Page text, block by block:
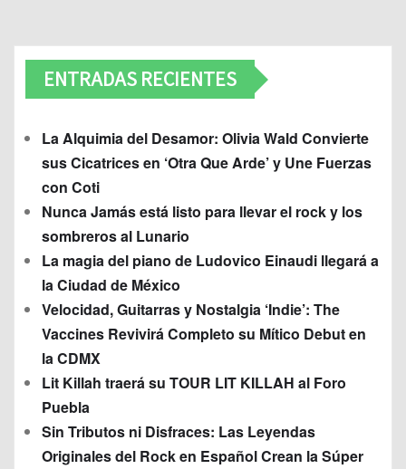
ENTRADAS RECIENTES
La Alquimia del Desamor: Olivia Wald Convierte
sus Cicatrices en ‘Otra Que Arde’ y Une Fuerzas
con Coti
Nunca Jamás está listo para llevar el rock y los
sombreros al Lunario
La magia del piano de Ludovico Einaudi llegará a
la Ciudad de México
Velocidad, Guitarras y Nostalgia ‘Indie’: The
Vaccines Revivirá Completo su Mítico Debut en
la CDMX
Lit Killah traerá su TOUR LIT KILLAH al Foro
Puebla
Sin Tributos ni Disfraces: Las Leyendas
Originales del Rock en Español Crean la Súper